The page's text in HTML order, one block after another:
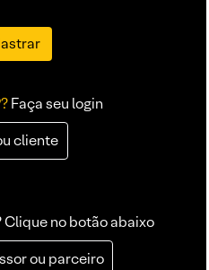
Faça seu login
cliente
no botão abaixo
ou parceiro